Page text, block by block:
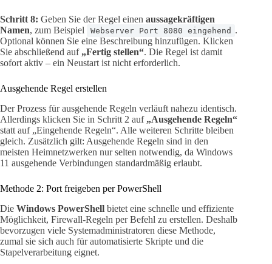
Schritt 8: Geben Sie der Regel einen aussagekräftigen
Namen, zum Beispiel Webserver Port 8080 eingehend .
Optional können Sie eine Beschreibung hinzufügen. Klicken
Sie abschließend auf „Fertig stellen“. Die Regel ist damit
sofort aktiv – ein Neustart ist nicht erforderlich.
Ausgehende Regel erstellen
Der Prozess für ausgehende Regeln verläuft nahezu identisch.
Allerdings klicken Sie in Schritt 2 auf „Ausgehende Regeln“
statt auf „Eingehende Regeln“. Alle weiteren Schritte bleiben
gleich. Zusätzlich gilt: Ausgehende Regeln sind in den
meisten Heimnetzwerken nur selten notwendig, da Windows
11 ausgehende Verbindungen standardmäßig erlaubt.
Methode 2: Port freigeben per PowerShell
Die Windows PowerShell bietet eine schnelle und effiziente
Möglichkeit, Firewall-Regeln per Befehl zu erstellen. Deshalb
bevorzugen viele Systemadministratoren diese Methode,
zumal sie sich auch für automatisierte Skripte und die
Stapelverarbeitung eignet.